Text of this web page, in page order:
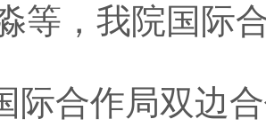
等，我院国际
际合作局双边